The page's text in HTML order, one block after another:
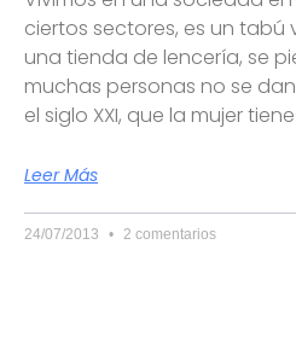
ciertos sectores, es un tabú
una tienda de lencería, se
muchas personas no se
el siglo XXI, que la mujer
Leer Más
24/07/2013 2 comentarios